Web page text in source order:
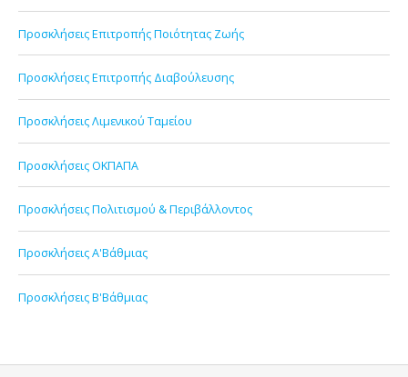
Προσκλήσεις Επιτροπής Ποιότητας Ζωής
Προσκλήσεις Επιτροπής Διαβούλευσης
Προσκλήσεις Λιμενικού Ταμείου
Προσκλήσεις ΟΚΠΑΠΑ
Προσκλήσεις Πολιτισμού & Περιβάλλοντος
Προσκλήσεις Α'Βάθμιας
Προσκλήσεις Β'Βάθμιας